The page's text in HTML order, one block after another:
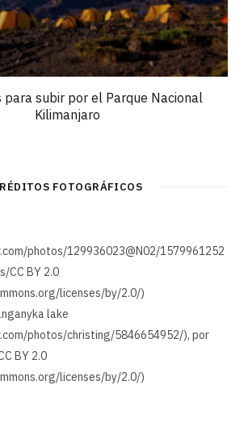
para subir por el Parque Nacional
Kilimanjaro
FOTOGRÁFICOS
photos/129936023@N02/1579961252
CC BY 2.0
licenses/by/2.0/)
lake
photos/christing/5846654952/), por
BY 2.0
licenses/by/2.0/)